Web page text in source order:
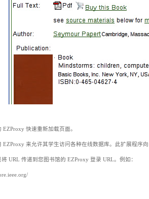
EZProxy 快速重新加载页面。
EZProxy 来允许其学生访问各种在线数据库。此扩展程序
URL 传递到您图书馆的 EZProxy 登录 URL。例如：